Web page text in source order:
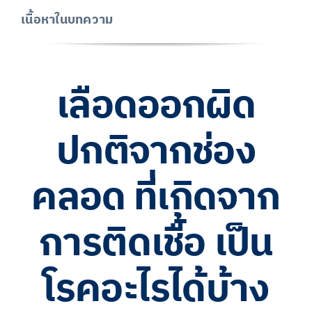
เนื้อหาในบทความ
เลือดออกผิด
ปกติจากช่อง
คลอด ที่เกิดจาก
การติดเชื้อ เป็น
โรคอะไรได้บ้าง